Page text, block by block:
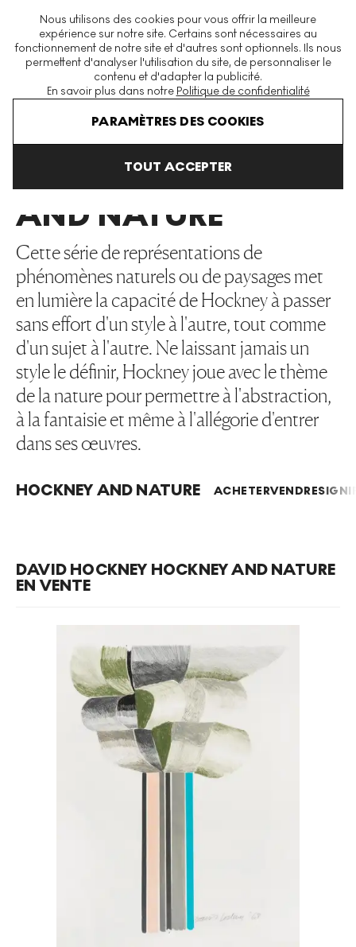
Nous utilisons des cookies pour vous offrir la meilleure
expérience sur notre site. Certains sont nécessaires au
fonctionnement de notre site et d'autres sont optionnels. Ils nous
permettent d'analyser l'utilisation du site, de personnaliser le
contenu et d'adapter la publicité.
En savoir plus dans notre Politique de confidentialité
PARAMÈTRES DES COOKIES
TOUT ACCEPTER
La plus grande plateforme mondiale d'estampes et éditions
modernes et contemporaines
David Hockney Hockney And Nature
HOCKNEY
AND NATURE
Cette série de représentations de
phénomènes naturels ou de paysages met
en lumière la capacité de Hockney à passer
sans effort d'un style à l'autre, tout comme
d'un sujet à l'autre. Ne laissant jamais un
style le définir, Hockney joue avec le thème
de la nature pour permettre à l'abstraction,
à la fantaisie et même à l'allégorie d'entrer
dans ses œuvres.
HOCKNEY AND NATURE ACHETERVENDRE
DAVID HOCKNEY HOCKNEY AND NATURE
EN VENTE